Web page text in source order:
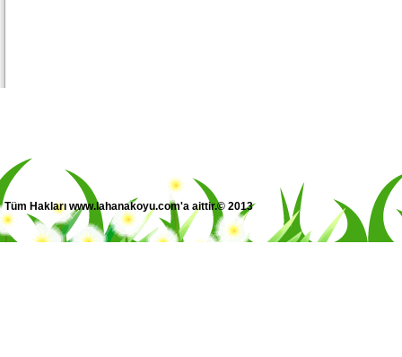
Tüm Hakları www.lahanakoyu.com'a aittir.© 2013